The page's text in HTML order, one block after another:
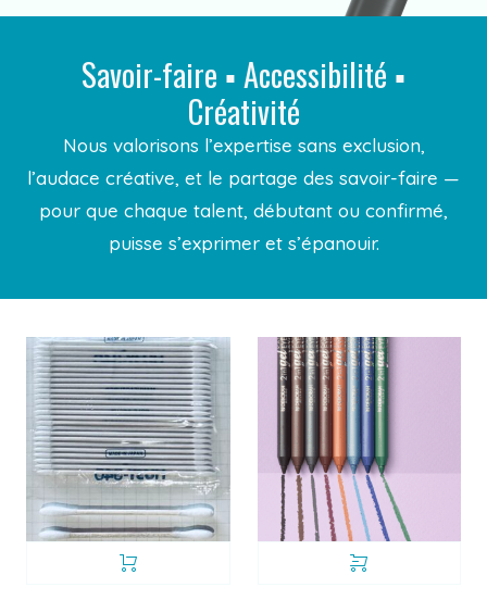
Savoir-faire ▪︎ Accessibilité ▪︎
Créativité
Nous valorisons l’expertise sans exclusion,
l’audace créative, et le partage des savoir-faire —
pour que chaque talent, débutant ou confirmé,
puisse s’exprimer et s’épanouir.